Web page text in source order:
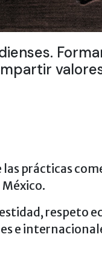
prácticas
respeto
e